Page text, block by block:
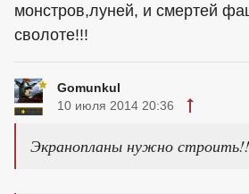
монстров,луней, и смертей
сволоте!!!
Gomunkul
10 июля 2014 20:36
Экранопланы нужно